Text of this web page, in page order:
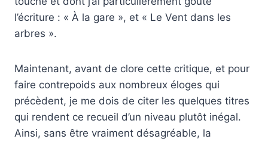
l’écriture : « À la gare », et « Le Vent dans les
arbres ».
Maintenant, avant de clore cette critique, et pour
faire contrepoids aux nombreux éloges qui
précèdent, je me dois de citer les quelques titres
qui rendent ce recueil d’un niveau plutôt inégal.
Ainsi, sans être vraiment désagréable, la